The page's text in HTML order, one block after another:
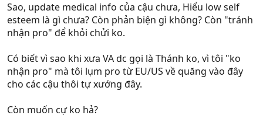
Sao, update medical info của cậu chưa, Hiểu low self
esteem là gì chưa? Còn phản biện gì không? Còn "tránh
nhận pro" để khỏi chửi ko.
Có biết vì sao khi xưa VA dc gọi là Thánh ko, vì tôi "ko
nhận pro" mà tôi lụm pro từ EU/US về quăng vào đây
cho các cậu thôi tự xướng đây.
Còn muốn cự ko hả?